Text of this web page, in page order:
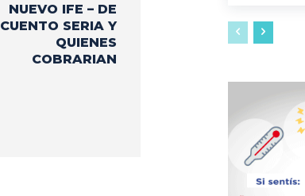
NUEVO IFE – DE
CUENTO SERIA Y
QUIENES
COBRARIAN